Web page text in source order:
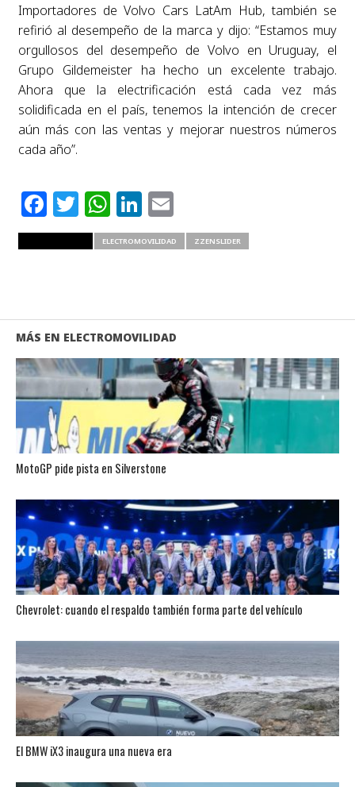
Importadores de Volvo Cars LatAm Hub, también se
refirió al desempeño de la marca y dijo: “Estamos muy
orgullosos del desempeño de Volvo en Uruguay, el
Grupo Gildemeister ha hecho un excelente trabajo.
Ahora que la electrificación está cada vez más
solidificada en el país, tenemos la intención de crecer
aún más con las ventas y mejorar nuestros números
cada año”.
Facebook
Twitter
WhatsApp
LinkedIn
Email
ELECTROMOVILIDAD ZZENSLIDER
MÁS EN ELECTROMOVILIDAD
MotoGP pide pista en Silverstone
Chevrolet: cuando el respaldo también forma parte del vehículo
El BMW iX3 inaugura una nueva era